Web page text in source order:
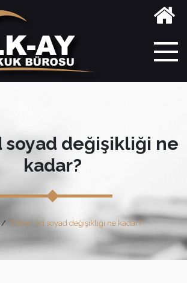
soyad değişikliği ne
kadar?
Etiket: Ad soyad değişikliği ne kadar?